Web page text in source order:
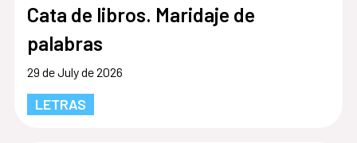
Cata de libros. Maridaje de
palabras
29 de July de 2026
LETRAS